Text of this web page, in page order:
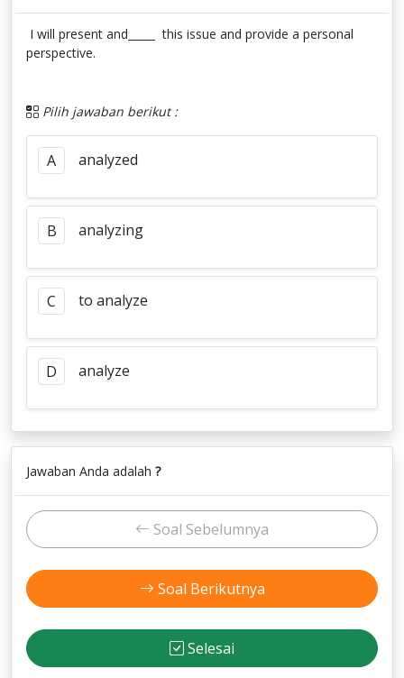
I will present and_____ this issue and provide a personal
perspective.
Pilih jawaban berikut :
A analyzed
B analyzing
C to analyze
D analyze
Jawaban Anda adalah ?
Soal Sebelumnya
Soal Berikutnya
Selesai